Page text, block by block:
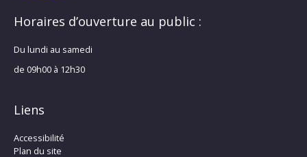
Horaires d’ouverture au public :
Du lundi au samedi
de 09h00 à 12h30
Liens
Accessibilité
Plan du site